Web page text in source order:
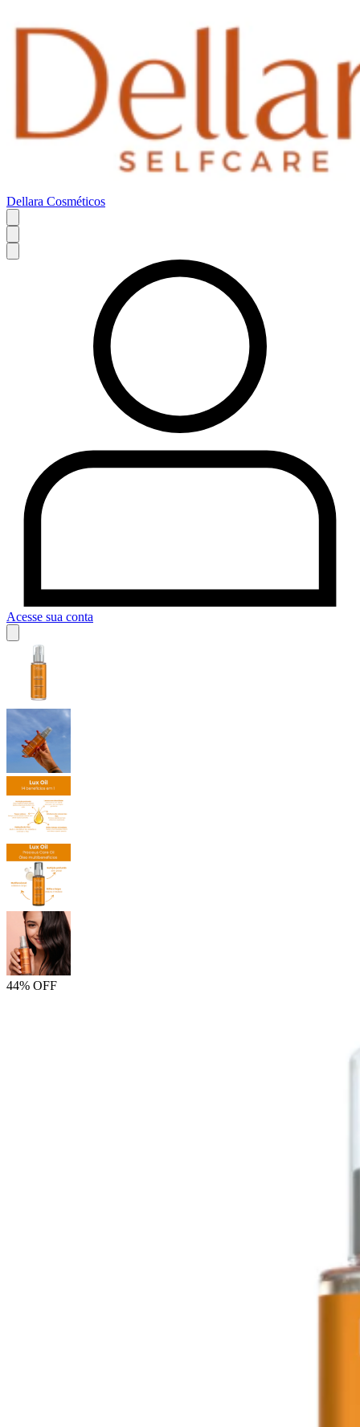
Dellara Cosméticos
Acesse sua conta
44% OFF